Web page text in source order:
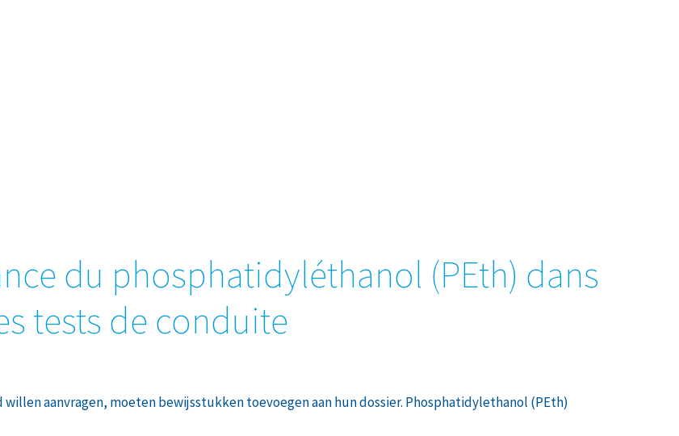
du phosphatidyléthanol (PEth) dans
tests de conduite
aanvragen, moeten bewijsstukken toevoegen aan hun dossier. Phosphatidylethanol (PEth)